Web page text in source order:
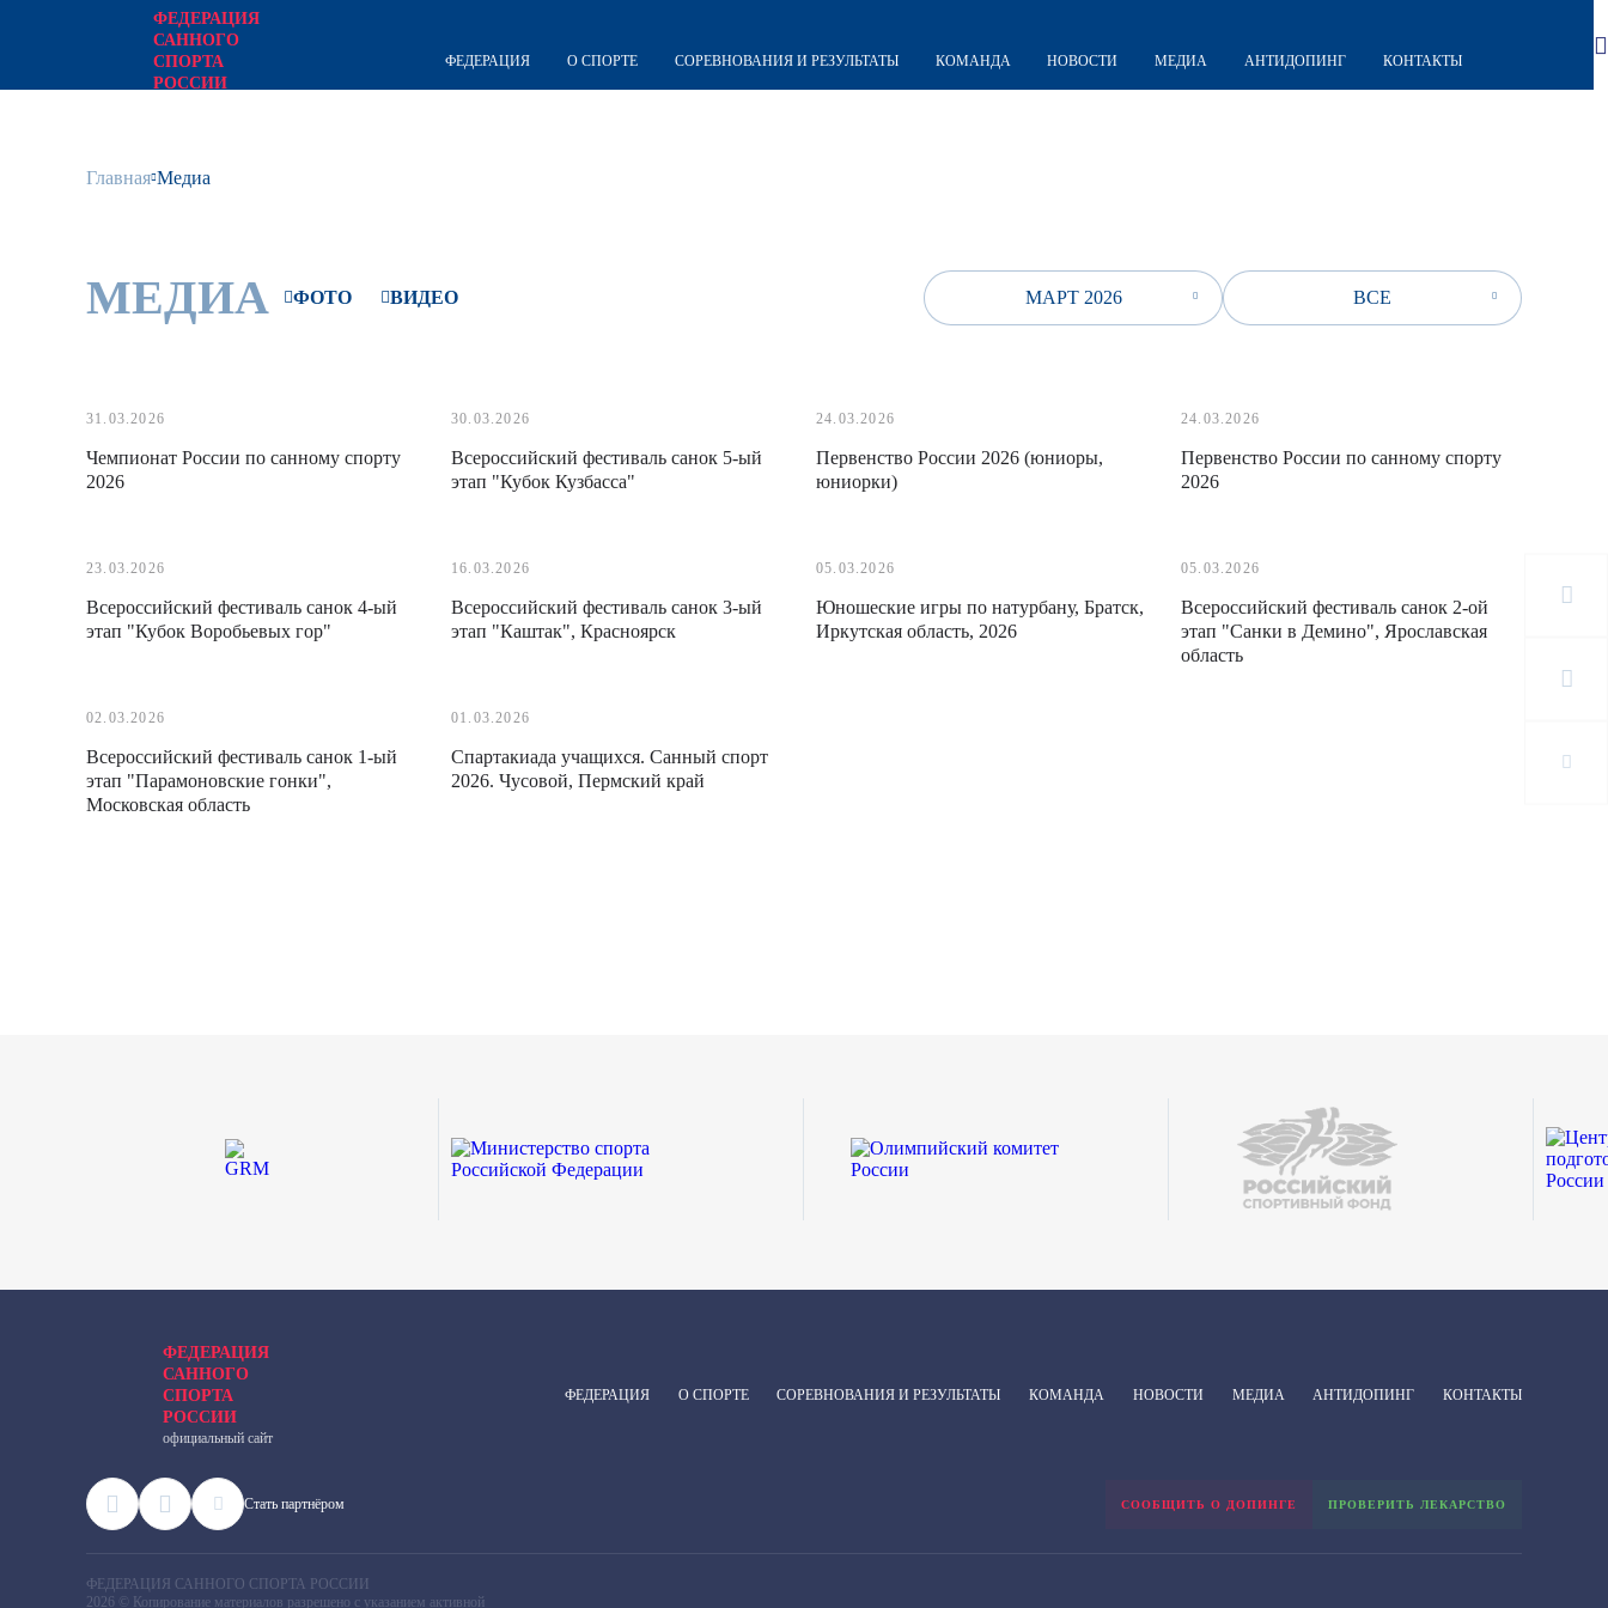
ФЕДЕРАЦИЯ
САННОГО
СПОРТА
РОССИИ
ФЕДЕРАЦИЯ О СПОРТЕ СОРЕВНОВАНИЯ И РЕЗУЛЬТАТЫ КОМАНДА НОВОСТИ МЕДИА АНТИДОПИНГ КОНТАКТЫ
Главная Медиа
МЕДИА ФОТО ВИДЕО МАРТ 2026 ВСЕ
31.03.2026
Чемпионат России по санному спорту
2026
30.03.2026
Всероссийский фестиваль санок 5-ый
этап "Кубок Кузбасса"
24.03.2026
Первенство России 2026 (юниоры,
юниорки)
24.03.2026
Первенство России по санному спорту
2026
23.03.2026
Всероссийский фестиваль санок 4-ый
этап "Кубок Воробьевых гор"
16.03.2026
Всероссийский фестиваль санок 3-ый
этап "Каштак", Красноярск
05.03.2026
Юношеские игры по натурбану, Братск,
Иркутская область, 2026
05.03.2026
Всероссийский фестиваль санок 2-ой
этап "Санки в Демино", Ярославская
область
02.03.2026
Всероссийский фестиваль санок 1-ый
этап "Парамоновские гонки",
Московская область
01.03.2026
Спартакиада учащихся. Санный спорт
2026. Чусовой, Пермский край
ФЕДЕРАЦИЯ
САННОГО
СПОРТА
РОССИИ
официальный сайт
ФЕДЕРАЦИЯ О СПОРТЕ СОРЕВНОВАНИЯ И РЕЗУЛЬТАТЫ КОМАНДА НОВОСТИ МЕДИА АНТИДОПИНГ КОНТАКТЫ
Cтать партнёром СООБЩИТЬ О ДОПИНГЕ ПРОВЕРИТЬ ЛЕКАРСТВО
ФЕДЕРАЦИЯ САННОГО СПОРТА РОССИИ
2026 © Копирование материалов разрешено с указанием активной